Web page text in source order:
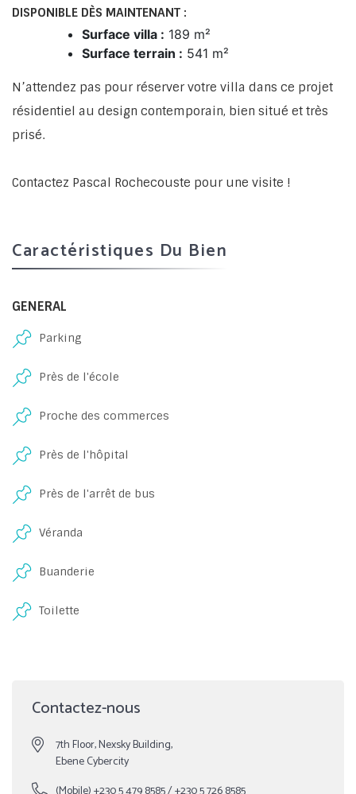
DISPONIBLE DÈS MAINTENANT :
Surface villa : 189 m²
Surface terrain : 541 m²
N’attendez pas pour réserver votre villa dans ce projet
résidentiel au design contemporain, bien situé et très
prisé.
Contactez Pascal Rochecouste pour une visite !
Caractéristiques Du Bien
GENERAL
Parking
Près de l'école
Proche des commerces
Près de l'hôpital
Près de l'arrêt de bus
Véranda
Buanderie
Toilette
Contactez-nous
7th Floor, Nexsky Building,
Ebene Cybercity